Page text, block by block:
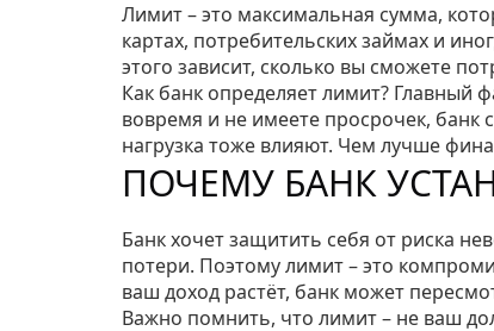
Лимит – это максимальная сумма,
картах, потребительских займах и
этого зависит, сколько вы сможете
Как банк определяет лимит? Главный
вовремя и не имеете просрочек, банк
нагрузка тоже влияют. Чем лучше
ПОЧЕМУ БАНК
Банк хочет защитить себя от риска
потери. Поэтому лимит – это
ваш доход растёт, банк может
Важно помнить, что лимит – не ваш